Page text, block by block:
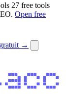
27 free tools
Open free
→